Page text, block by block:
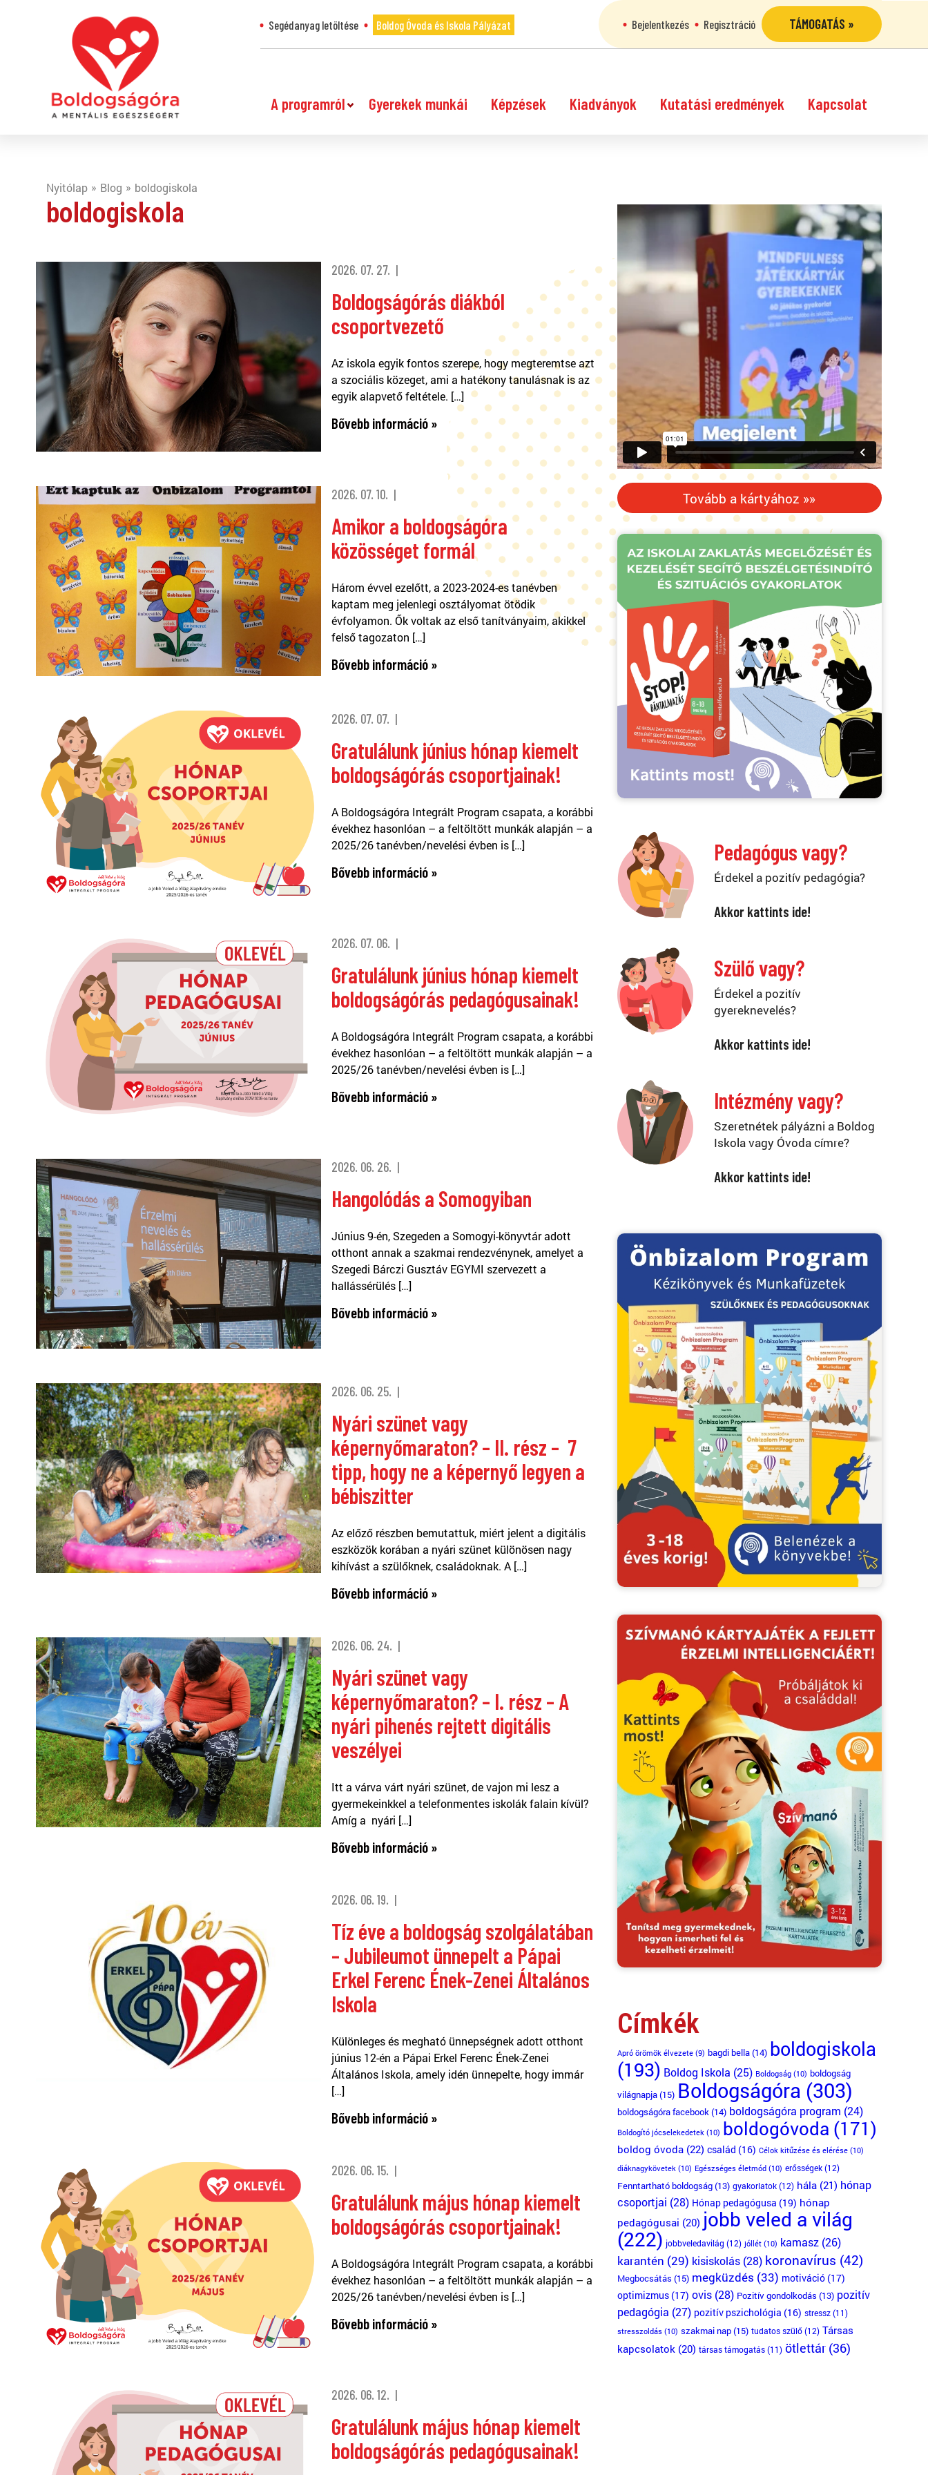
Segédanyag letöltése Boldog Óvoda és Iskola Pályázat Bejelentkezés Regisztráció TÁMOGATÁS »
A programról Gyerekek munkái Képzések Kiadványok Kutatási eredmények Kapcsolat
Nyitólap Blog boldogiskola
boldogiskola
2026. 07. 27.
Boldogságórás diákból
csoportvezető
Az iskola egyik fontos szerepe, hogy megteremtse azt
a szociális közeget, ami a hatékony tanulásnak is az
egyik alapvető feltétele. […]
Bővebb információ »
2026. 07. 10.
Amikor a boldogságóra
közösséget formál
Három évvel ezelőtt, a 2023-2024-es tanévben
kaptam meg jelenlegi osztályomat ötödik
évfolyamon. Ők voltak az első tanítványaim, akikkel
felső tagozaton […]
Bővebb információ »
2026. 07. 07.
Gratulálunk június hónap kiemelt
boldogságórás csoportjainak!
A Boldogságóra Integrált Program csapata, a korábbi
évekhez hasonlóan – a feltöltött munkák alapján – a
2025/26 tanévben/nevelési évben is […]
Bővebb információ »
2026. 07. 06.
Gratulálunk június hónap kiemelt
boldogságórás pedagógusainak!
A Boldogságóra Integrált Program csapata, a korábbi
évekhez hasonlóan – a feltöltött munkák alapján – a
2025/26 tanévben/nevelési évben is […]
Bővebb információ »
2026. 06. 26.
Hangolódás a Somogyiban
Június 9-én, Szegeden a Somogyi-könyvtár adott
otthont annak a szakmai rendezvénynek, amelyet a
Szegedi Bárczi Gusztáv EGYMI szervezett a
hallássérülés […]
Bővebb információ »
2026. 06. 25.
Nyári szünet vagy
képernyőmaraton? – II. rész – 7
tipp, hogy ne a képernyő legyen a
bébiszitter
Az előző részben bemutattuk, miért jelent a digitális
eszközök korában a nyári szünet különösen nagy
kihívást a szülőknek, családoknak. A […]
Bővebb információ »
2026. 06. 24.
Nyári szünet vagy
képernyőmaraton? – I. rész – A
nyári pihenés rejtett digitális
veszélyei
Itt a várva várt nyári szünet, de vajon mi lesz a
gyermekeinkkel a telefonmentes iskolák falain kívül?
Amíg a nyári […]
Bővebb információ »
2026. 06. 19.
Tíz éve a boldogság szolgálatában
– Jubileumot ünnepelt a Pápai
Erkel Ferenc Ének-Zenei Általános
Iskola
Különleges és megható ünnepségnek adott otthont
június 12-én a Pápai Erkel Ferenc Ének-Zenei
Általános Iskola, amely idén ünnepelte, hogy immár
[…]
Bővebb információ »
2026. 06. 15.
Gratulálunk május hónap kiemelt
boldogságórás csoportjainak!
A Boldogságóra Integrált Program csapata, a korábbi
évekhez hasonlóan – a feltöltött munkák alapján – a
2025/26 tanévben/nevelési évben is […]
Bővebb információ »
2026. 06. 12.
Gratulálunk május hónap kiemelt
boldogságórás pedagógusainak!
Tovább a kártyához »»
Pedagógus vagy?
Érdekel a pozitív pedagógia?
Akkor kattints ide!
Szülő vagy?
Érdekel a pozitív
gyereknevelés?
Akkor kattints ide!
Intézmény vagy?
Szeretnétek pályázni a Boldog
Iskola vagy Óvoda címre?
Akkor kattints ide!
Címkék
Apró örömök élvezete(9) bagdi bella(14) boldogiskola
(193) Boldog Iskola (25) Boldogság(10) boldogság
világnapja(15) Boldogságóra (303)
boldogságóra facebook(14) boldogságóra program (24)
Boldogító jócselekedetek (10) boldogóvoda (171)
boldog óvoda(22) család (16) Célok kitűzése és elérése(10)
diáknagykövetek (10) Egészséges életmód(10) erősségek(12)
Fenntartható boldogság(13) gyakorlatok(12) hála(21) hónap
csoportjai (28) Hónap pedagógusa (19) hónap
pedagógusai (20) jobb veled a világ
(222) jobbveledavilág (12) jóllét(10) kamasz(26)
karantén (29) kisiskolás(28) koronavírus (42)
Megbocsátás (15) megküzdés (33) motiváció(17)
optimizmus(17) ovis(28) Pozitív gondolkodás (13) pozitív
pedagógia (27) pozitív pszichológia (16) stressz(11)
stresszoldás(10) szakmai nap(15) tudatos szülő(12) Társas
kapcsolatok (20) társas támogatás(11) ötlettár(36)